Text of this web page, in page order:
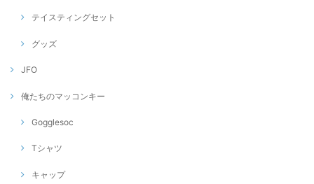
テイスティングセット
グッズ
JFO
俺たちのマッコンキー
Gogglesoc
Tシャツ
キャップ